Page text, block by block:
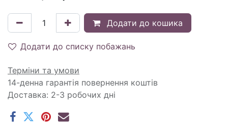
Додати до кошика
Додати до списку побажань
Терміни та умови
14-денна гарантія повернення коштів
Доставка: 2-3 робочих дні